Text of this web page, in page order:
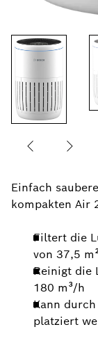
Einfach
kompakten Air
Filtert die
von 37,5 m²
Reinigt die
180 m³/h
Kann
platziert